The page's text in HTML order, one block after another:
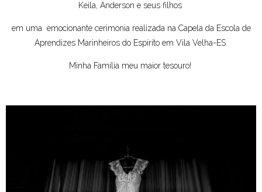
Keila, Anderson e seus filhos
em uma emocionante cerimonia realizada na Capela da Escola de
Aprendizes Marinheiros do Espírito em Vila Velha-ES.
Minha Família meu maior tesouro!